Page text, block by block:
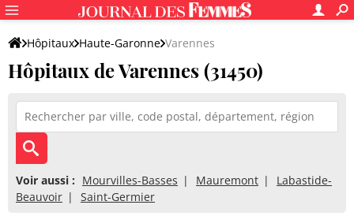
Hôpitaux Haute-Garonne Varennes
Hôpitaux de Varennes (31450)
Voir aussi : Mourvilles-Basses Mauremont
Labastide-
Beauvoir
Saint-Germier